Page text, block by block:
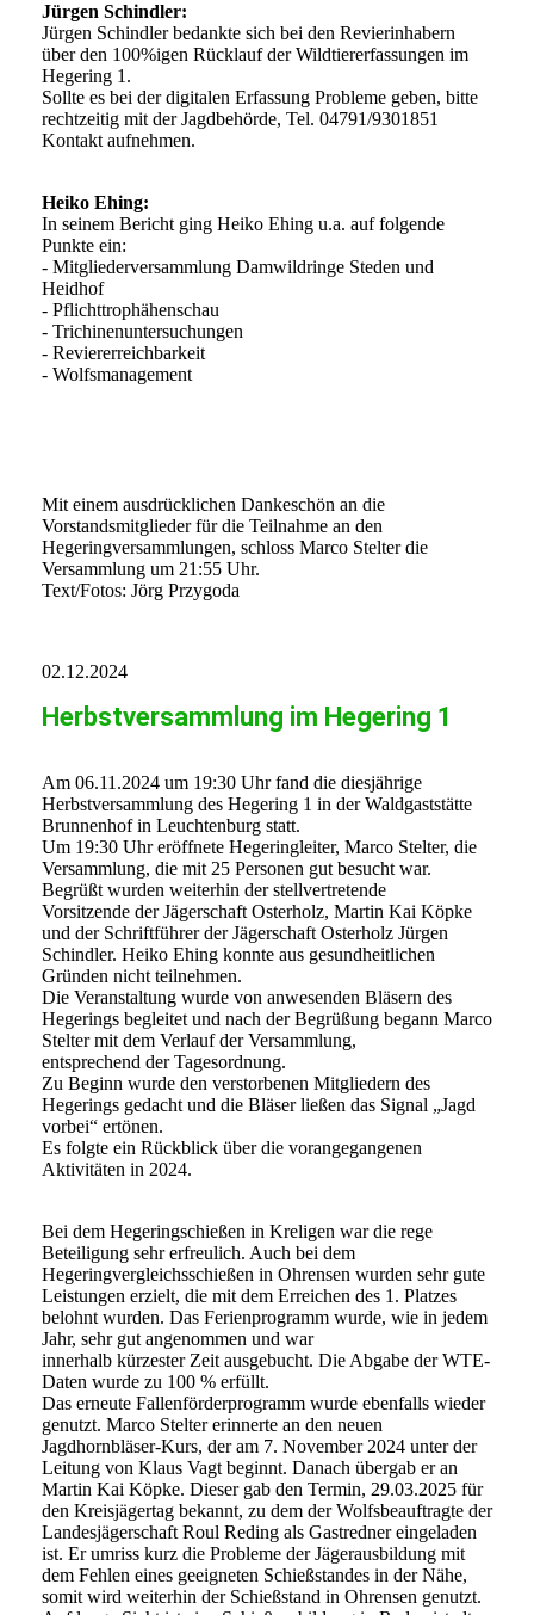
Jürgen Schindler:
Jürgen Schindler bedankte sich bei den Revierinhabern
über den 100%igen Rücklauf der Wildtiererfassungen im
Hegering 1.
Sollte es bei der digitalen Erfassung Probleme geben, bitte
rechtzeitig mit der Jagdbehörde, Tel. 04791/9301851
Kontakt aufnehmen.
Heiko Ehing:
In seinem Bericht ging Heiko Ehing u.a. auf folgende
Punkte ein:
- Mitgliederversammlung Damwildringe Steden und
Heidhof
- Pflichttrophähenschau
- Trichinenuntersuchungen
- Reviererreichbarkeit
- Wolfsmanagement
Mit einem ausdrücklichen Dankeschön an die
Vorstandsmitglieder für die Teilnahme an den
Hegeringversammlungen, schloss Marco Stelter die
Versammlung um 21:55 Uhr.
Text/Fotos: Jörg Przygoda
02.12.2024
Herbstversammlung im Hegering 1
Am 06.11.2024 um 19:30 Uhr fand die diesjährige
Herbstversammlung des Hegering 1 in der Waldgaststätte
Brunnenhof in Leuchtenburg statt.
Um 19:30 Uhr eröffnete Hegeringleiter, Marco Stelter, die
Versammlung, die mit 25 Personen gut besucht war.
Begrüßt wurden weiterhin der stellvertretende
Vorsitzende der Jägerschaft Osterholz, Martin Kai Köpke
und der Schriftführer der Jägerschaft Osterholz Jürgen
Schindler. Heiko Ehing konnte aus gesundheitlichen
Gründen nicht teilnehmen.
Die Veranstaltung wurde von anwesenden Bläsern des
Hegerings begleitet und nach der Begrüßung begann Marco
Stelter mit dem Verlauf der Versammlung,
entsprechend der Tagesordnung.
Zu Beginn wurde den verstorbenen Mitgliedern des
Hegerings gedacht und die Bläser ließen das Signal „Jagd
vorbei“ ertönen.
Es folgte ein Rückblick über die vorangegangenen
Aktivitäten in 2024.
Bei dem Hegeringschießen in Kreligen war die rege
Beteiligung sehr erfreulich. Auch bei dem
Hegeringvergleichsschießen in Ohrensen wurden sehr gute
Leistungen erzielt, die mit dem Erreichen des 1. Platzes
belohnt wurden. Das Ferienprogramm wurde, wie in jedem
Jahr, sehr gut angenommen und war
innerhalb kürzester Zeit ausgebucht. Die Abgabe der WTE-
Daten wurde zu 100 % erfüllt.
Das erneute Fallenförderprogramm wurde ebenfalls wieder
genutzt. Marco Stelter erinnerte an den neuen
Jagdhornbläser-Kurs, der am 7. November 2024 unter der
Leitung von Klaus Vagt beginnt. Danach übergab er an
Martin Kai Köpke. Dieser gab den Termin, 29.03.2025 für
den Kreisjägertag bekannt, zu dem der Wolfsbeauftragte der
Landesjägerschaft Roul Reding als Gastredner eingeladen
ist. Er umriss kurz die Probleme der Jägerausbildung mit
dem Fehlen eines geeigneten Schießstandes in der Nähe,
somit wird weiterhin der Schießstand in Ohrensen genutzt.